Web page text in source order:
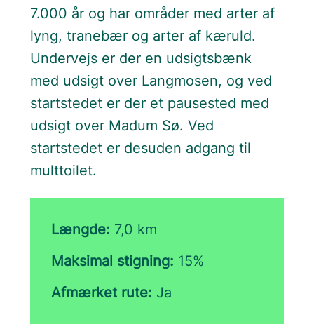
7.000 år og har områder med arter af
lyng, tranebær og arter af kæruld.
Undervejs er der en udsigtsbænk
med udsigt over Langmosen, og ved
startstedet er der et pausested med
udsigt over Madum Sø. Ved
startstedet er desuden adgang til
multtoilet.
Længde: 7,0 km
Maksimal stigning: 15%
Afmærket rute: Ja